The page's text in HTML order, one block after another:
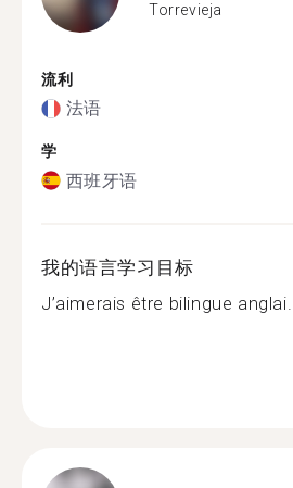
Torrevieja
流利
法语
学
西班牙语
我的语言学习目标
J’aimerais être bilingue anglai...